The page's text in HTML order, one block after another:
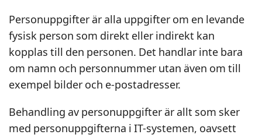
Personuppgifter är alla uppgifter om en levande
fysisk person som direkt eller indirekt kan
kopplas till den personen. Det handlar inte bara
om namn och personnummer utan även om till
exempel bilder och e-postadresser.
Behandling av personuppgifter är allt som sker
med personuppgifterna i IT-systemen, oavsett